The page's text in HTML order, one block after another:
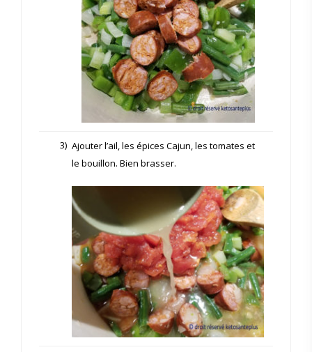
3) Ajouter l’ail, les épices Cajun, les tomates et
le bouillon. Bien brasser.